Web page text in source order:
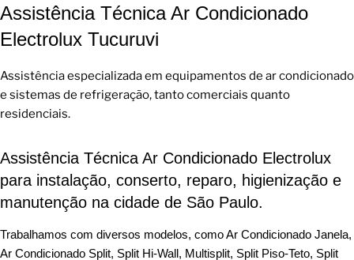
Assistência Técnica Ar Condicionado
Electrolux Tucuruvi
Assistência especializada em equipamentos de ar condicionado
e sistemas de refrigeração, tanto comerciais quanto
residenciais.
Assistência Técnica Ar Condicionado Electrolux
para instalação, conserto, reparo, higienização e
manutenção na cidade de São Paulo.
Trabalhamos com diversos modelos, como Ar Condicionado Janela,
Ar Condicionado Split, Split Hi-Wall, Multisplit, Split Piso-Teto, Split